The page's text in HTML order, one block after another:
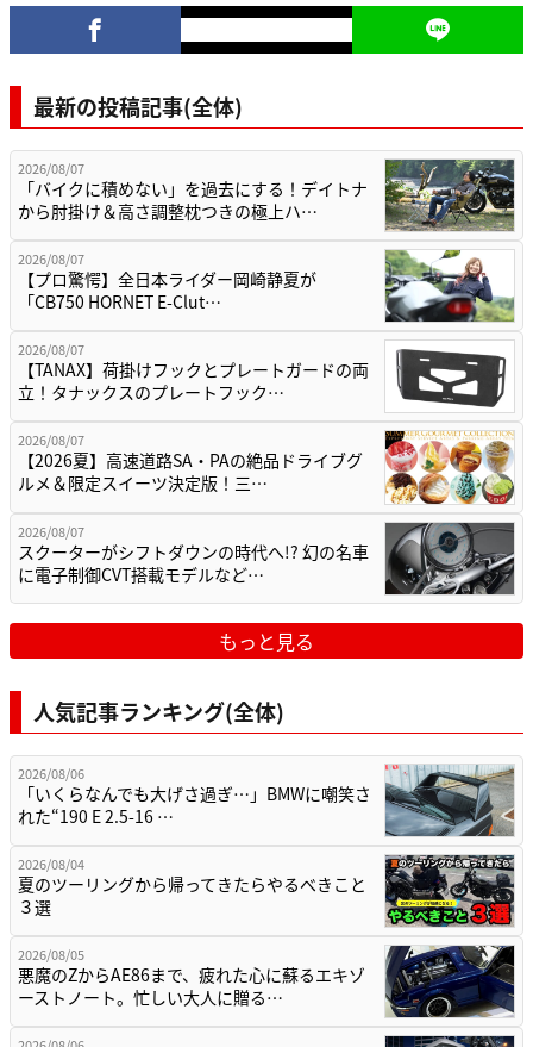
最新の投稿記事(全体)
2026/08/07
「バイクに積めない」を過去にする！デイトナ
から肘掛け＆高さ調整枕つきの極上ハ…
2026/08/07
【プロ驚愕】全日本ライダー岡崎静夏が
「CB750 HORNET E-Clut…
2026/08/07
【TANAX】荷掛けフックとプレートガードの両
立！タナックスのプレートフック…
2026/08/07
【2026夏】高速道路SA・PAの絶品ドライブグ
ルメ＆限定スイーツ決定版！三…
2026/08/07
スクーターがシフトダウンの時代へ!? 幻の名車
に電子制御CVT搭載モデルなど…
もっと見る
人気記事ランキング(全体)
2026/08/06
「いくらなんでも大げさ過ぎ…」BMWに嘲笑さ
れた“190 E 2.5-16 …
2026/08/04
夏のツーリングから帰ってきたらやるべきこと
３選
2026/08/05
悪魔のZからAE86まで、疲れた心に蘇るエキゾ
ーストノート。忙しい大人に贈る…